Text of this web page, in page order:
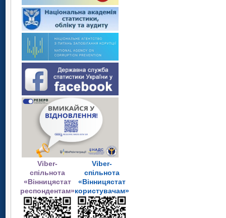
Viber-
спільнота
«Вінницястат
респондентам»
Viber-
спільнота
«Вінницястат
користувачам»